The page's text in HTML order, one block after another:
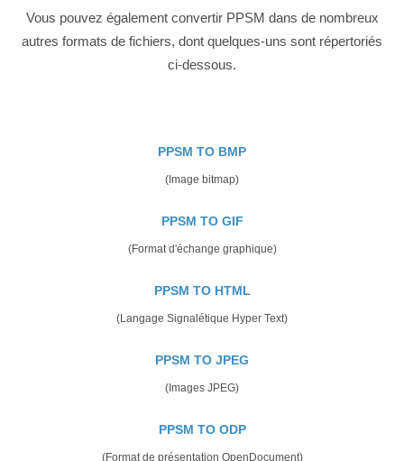
Vous pouvez également convertir PPSM dans de nombreux
autres formats de fichiers, dont quelques-uns sont répertoriés
ci-dessous.
PPSM TO BMP
(Image bitmap)
PPSM TO GIF
(Format d'échange graphique)
PPSM TO HTML
(Langage Signalétique Hyper Text)
PPSM TO JPEG
(Images JPEG)
PPSM TO ODP
(Format de présentation OpenDocument)